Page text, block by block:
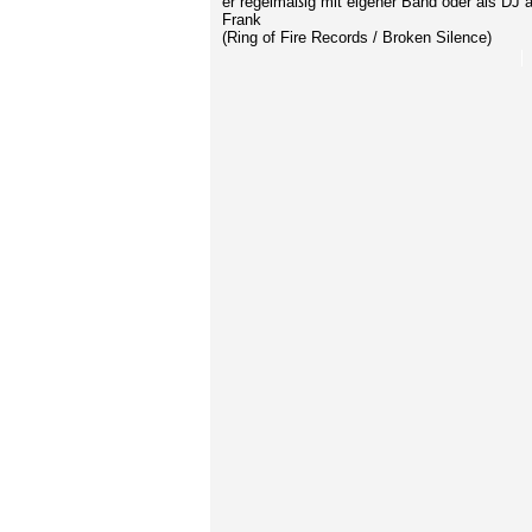
Frank
(Ring of Fire Records / Broken Silence)